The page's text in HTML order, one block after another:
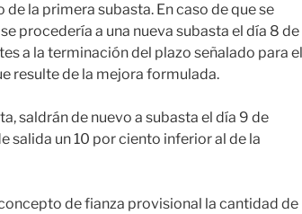
la primera subasta. En caso de que se
procedería a una nueva subasta el día 8 de
a la terminación del plazo señalado para el
resulte de la mejora formulada.
saldrán de nuevo a subasta el día 9 de
salida un 10 por ciento inferior al de la
de fianza provisional la cantidad de